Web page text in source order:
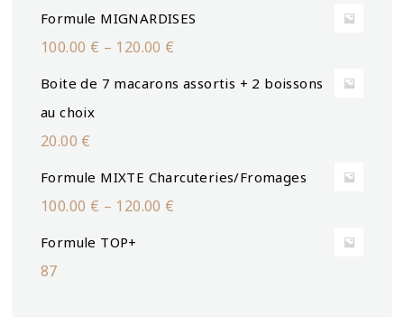
Formule MIGNARDISES
100.00 € – 120.00 €
Boite de 7 macarons assortis + 2 boissons
au choix
20.00 €
Formule MIXTE Charcuteries/Fromages
100.00 € – 120.00 €
Formule TOP+
87